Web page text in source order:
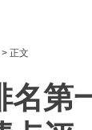
> 正文
名第